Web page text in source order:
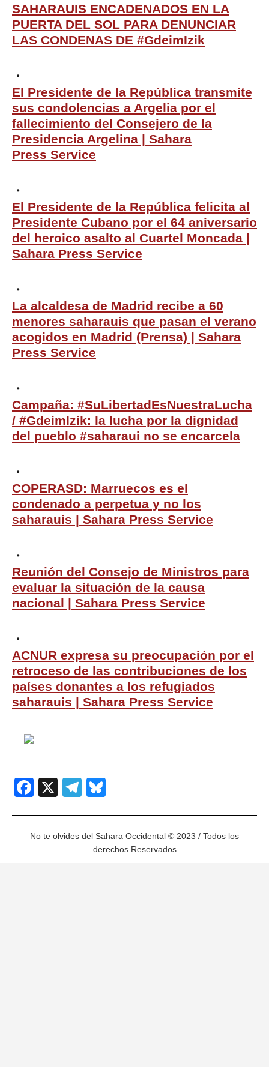
SAHARAUIS ENCADENADOS EN LA
PUERTA DEL SOL PARA DENUNCIAR
LAS CONDENAS DE #GdeimIzik
El Presidente de la República transmite
sus condolencias a Argelia por el
fallecimiento del Consejero de la
Presidencia Argelina | Sahara
Press Service
El Presidente de la República felicita al
Presidente Cubano por el 64 aniversario
del heroico asalto al Cuartel Moncada |
Sahara Press Service
La alcaldesa de Madrid recibe a 60
menores saharauis que pasan el verano
acogidos en Madrid (Prensa) | Sahara
Press Service
Campaña: #SuLibertadEsNuestraLucha
/ #GdeimIzik: la lucha por la dignidad
del pueblo #saharaui no se encarcela
COPERASD: Marruecos es el
condenado a perpetua y no los
saharauis | Sahara Press Service
Reunión del Consejo de Ministros para
evaluar la situación de la causa
nacional | Sahara Press Service
ACNUR expresa su preocupación por el
retroceso de las contribuciones de los
países donantes a los refugiados
saharauis | Sahara Press Service
Facebook
X Telegram
No te olvides del Sahara Occidental © 2023 / Todos los
derechos Reservados